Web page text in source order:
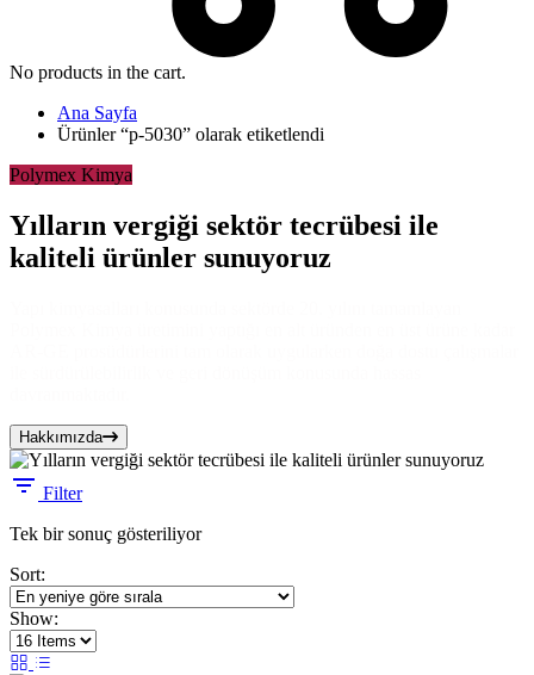
No products in the cart.
Ana Sayfa
Ürünler “p-5030” olarak etiketlendi
Polymex Kimya
Yılların vergiği sektör tecrübesi ile
kaliteli ürünler sunuyoruz
Hakkımızda
Filter
Tek bir sonuç gösteriliyor
Sort:
Show: